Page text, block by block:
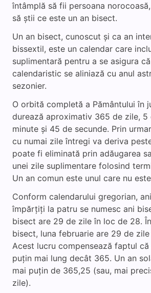
întâmplă să fii persoana
să știi ce este un an bisect.
Un an bisect, cunoscut și ca an
bissextil, este un calendar care
suplimentară pentru a se asigura
calendaristic se aliniază cu anul
sezonier.
O orbită completă a Pământului în
durează aproximativ 365 de zile, 5
minute și 45 de secunde. Prin
cu numai zile întregi va deriva
poate fi eliminată prin adăugarea
unei zile suplimentare folosind
Un an comun este unul care nu
Conform calendarului gregorian,
împărțiți la patru se numesc ani
bisect are 29 de zile în loc de 28.
bisect, luna februarie are 29 de
Acest lucru compensează faptul
puțin mai lung decât 365. Un an
mai puțin de 365,25 (sau, mai
zile).